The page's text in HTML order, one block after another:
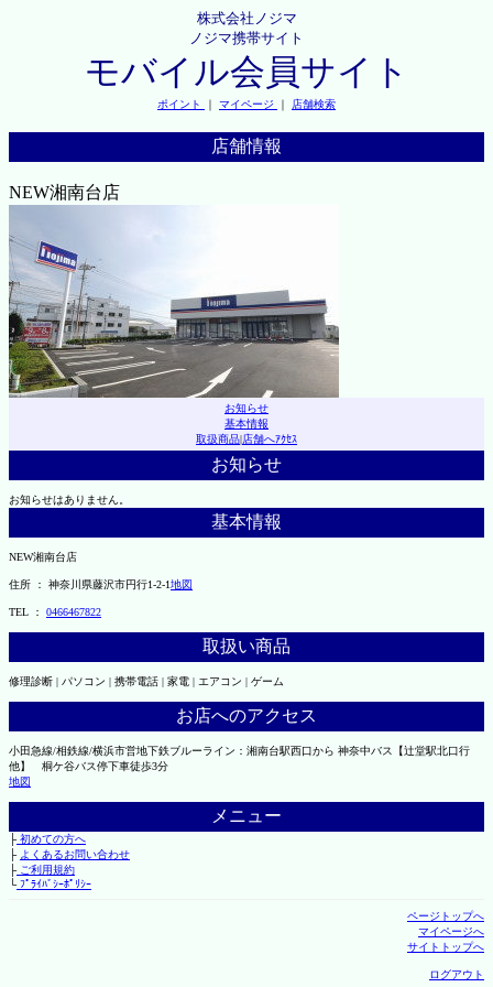
株式会社ノジマ
ノジマ携帯サイト
モバイル会員サイト
ポイント ｜ マイページ ｜ 店舗検索
店舗情報
NEW湘南台店
お知らせ
基本情報
取扱商品|店舗へｱｸｾｽ
お知らせ
お知らせはありません。
基本情報
NEW湘南台店
住所 ： 神奈川県藤沢市円行1-2-1地図
TEL ： 0466467822
取扱い商品
修理診断 | パソコン | 携帯電話 | 家電 | エアコン | ゲーム
お店へのアクセス
小田急線/相鉄線/横浜市営地下鉄ブルーライン：湘南台駅西口から 神奈中バス【辻堂駅北口行
他】 桐ケ谷バス停下車徒歩3分
地図
メニュー
├初めての方へ
├ よくあるお問い合わせ
├ご利用規約
└ﾌﾟﾗｲﾊﾞｼｰﾎﾟﾘｼｰ
ページトップへ
マイページへ
サイトトップへ
ログアウト